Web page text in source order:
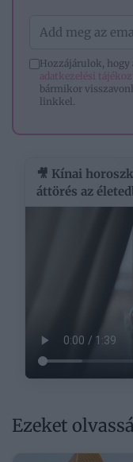
Hozzájárulok,
adatkezelési
bármikor
linkkel.
🎥 Kínai
áttörés az
Ezeket